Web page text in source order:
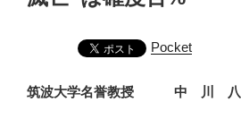
Pocket
筑波大学名誉教授 中 川